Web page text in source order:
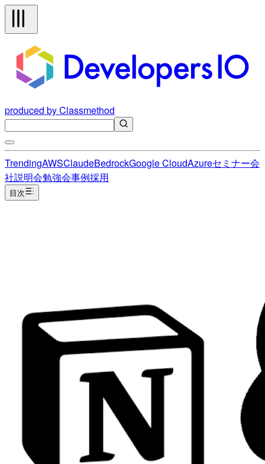
produced by Classmethod
TrendingAWSClaudeBedrockGoogle CloudAzureセミナー会
社説明会勉強会事例採用
目次